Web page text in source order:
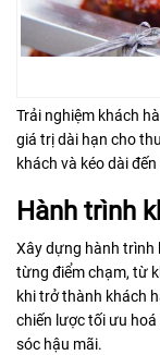
Trải nghiệm khách
giá trị dài hạn cho
khách và kéo dài
Hành trình
Xây dựng hành trình
từng điểm chạm, từ
khi trở thành khách
chiến lược tối ưu
sóc hậu mãi.